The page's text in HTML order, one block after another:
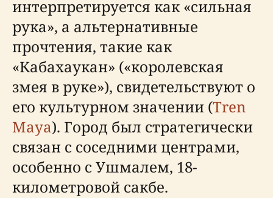
интерпретируется как «сильная
рука», а альтернативные
прочтения, такие как
«Кабахаукан» («королевская
змея в руке»), свидетельствуют о
его культурном значении (Tren
Maya). Город был стратегически
связан с соседними центрами,
особенно с Ушмалем, 18-
километровой сакбе.